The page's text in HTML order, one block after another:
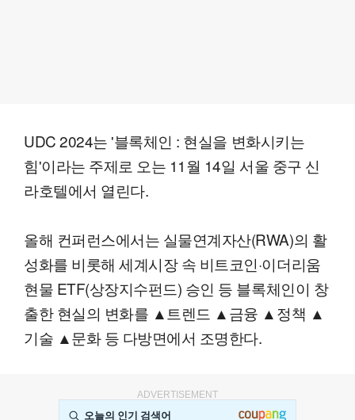
UDC 2024는 '블록체인 : 현실을 변화시키는
힘'이라는 주제로 오는 11월 14일 서울 중구 신
라호텔에서 열린다.
올해 컨퍼런스에서는 실물연계자산(RWA)의 활
성화를 비롯해 세계시장 속 비트코인·이더리움
현물 ETF(상장지수펀드) 승인 등 블록체인이 창
출한 현실의 변화를 ▲트렌드 ▲금융 ▲정책 ▲
기술 ▲문화 등 다방면에서 조명한다.
ADVERTISEMENT